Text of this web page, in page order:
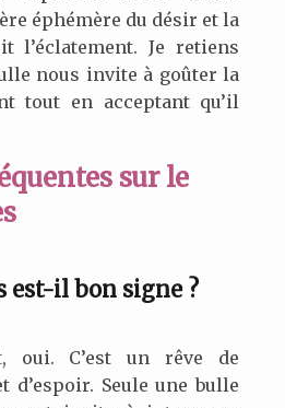
éphémère du désir et la
l’éclatement. Je retiens
nous invite à goûter la
tout en acceptant qu’il
sur le
est-il bon signe ?
oui. C’est un rêve de
d’espoir. Seule une bulle